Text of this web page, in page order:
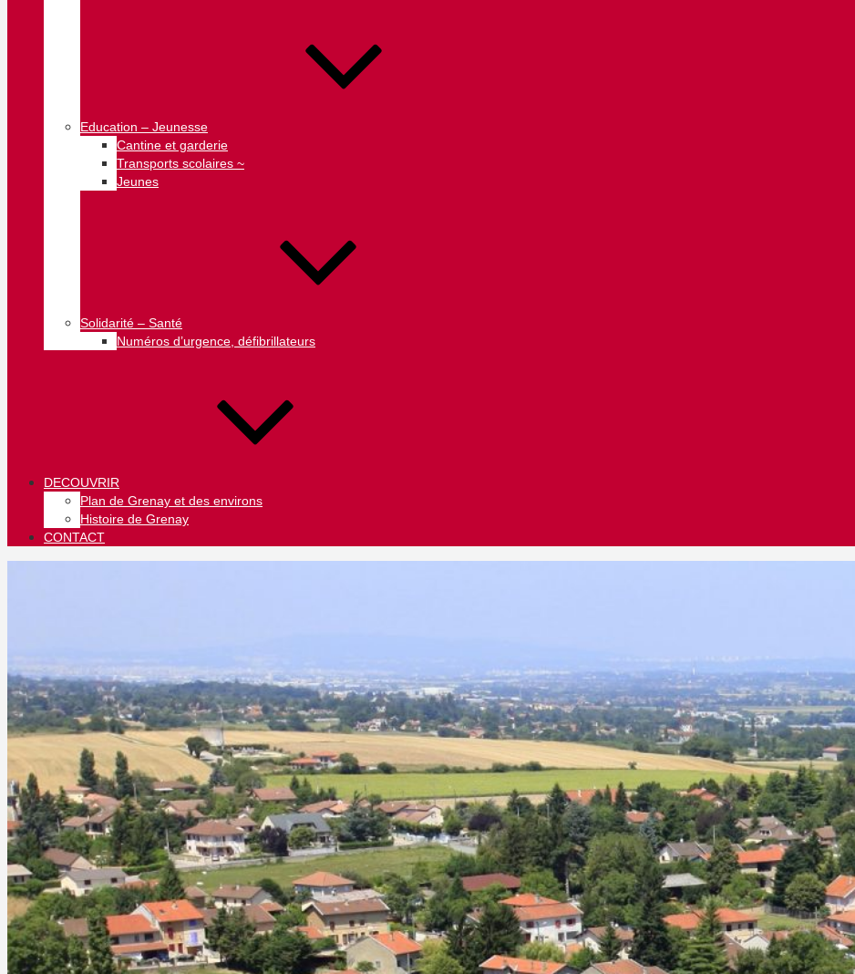
Education – Jeunesse
Cantine et garderie
Transports scolaires ~
Jeunes
Solidarité – Santé
Numéros d’urgence, défibrillateurs
DECOUVRIR
Plan de Grenay et des environs
Histoire de Grenay
CONTACT